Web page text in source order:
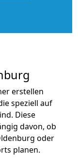
erstellen
speziell auf
Diese
davon, ob
oder
planen.